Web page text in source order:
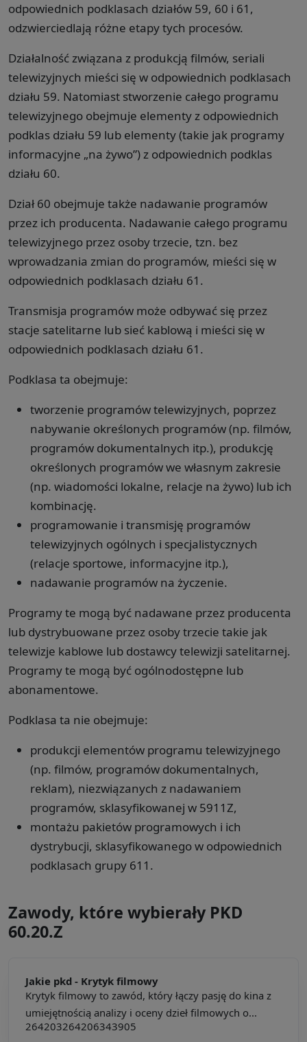
odpowiednich podklasach działów 59, 60 i 61,
odzwierciedlają różne etapy tych procesów.
Działalność związana z produkcją filmów, seriali
telewizyjnych mieści się w odpowiednich podklasach
działu 59. Natomiast stworzenie całego programu
telewizyjnego obejmuje elementy z odpowiednich
podklas działu 59 lub elementy (takie jak programy
informacyjne „na żywo”) z odpowiednich podklas
działu 60.
Dział 60 obejmuje także nadawanie programów
przez ich producenta. Nadawanie całego programu
telewizyjnego przez osoby trzecie, tzn. bez
wprowadzania zmian do programów, mieści się w
odpowiednich podklasach działu 61.
Transmisja programów może odbywać się przez
stacje satelitarne lub sieć kablową i mieści się w
odpowiednich podklasach działu 61.
Podklasa ta obejmuje:
tworzenie programów telewizyjnych, poprzez
nabywanie określonych programów (np. filmów,
programów dokumentalnych itp.), produkcję
określonych programów we własnym zakresie
(np. wiadomości lokalne, relacje na żywo) lub ich
kombinację.
programowanie i transmisję programów
telewizyjnych ogólnych i specjalistycznych
(relacje sportowe, informacyjne itp.),
nadawanie programów na życzenie.
Programy te mogą być nadawane przez producenta
lub dystrybuowane przez osoby trzecie takie jak
telewizje kablowe lub dostawcy telewizji satelitarnej.
Programy te mogą być ogólnodostępne lub
abonamentowe.
Podklasa ta nie obejmuje:
produkcji elementów programu telewizyjnego
(np. filmów, programów dokumentalnych,
reklam), niezwiązanych z nadawaniem
programów, sklasyfikowanej w 5911Z,
montażu pakietów programowych i ich
dystrybucji, sklasyfikowanego w odpowiednich
podklasach grupy 611.
Zawody, które wybierały PKD
60.20.Z
Jakie pkd - Krytyk filmowy
Krytyk filmowy to zawód, który łączy pasję do kina z
umiejętnością analizy i oceny dzieł filmowych o...
264203264206343905